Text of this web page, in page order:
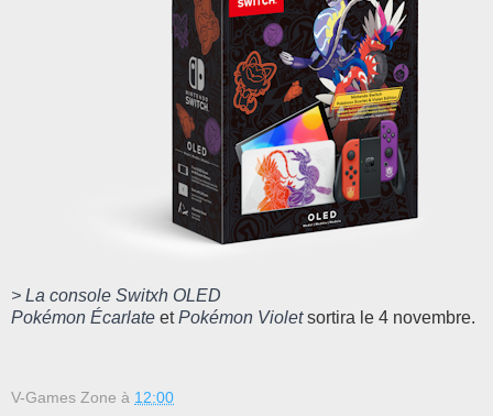
> La console Switxh OLED
Pokémon Écarlate etPokémon Violetsortira le 4 novembre.
V-Games Zone à 12:00